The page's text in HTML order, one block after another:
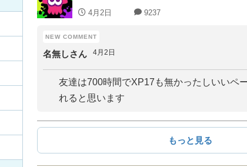
4月2日 9237
名無しさん 4月2日
友達は700時間でXP17も無かったしいいペ
れると思います
もっと見る